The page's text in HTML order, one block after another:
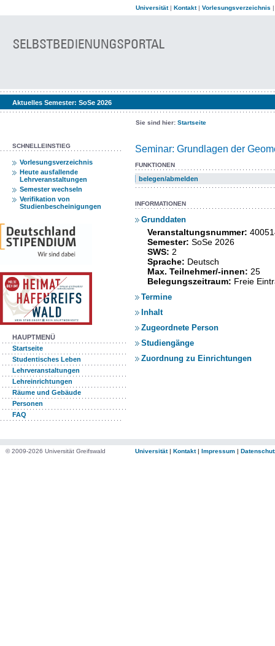
Universität| Kontakt| Vorlesungsverzeichnis
Aktuelles Semester: SoSe 2026
Sie sind hier: Startseite
SCHNELLEINSTIEG
Vorlesungsverzeichnis
Heute ausfallende
Lehrveranstaltungen
Semester wechseln
Verifikation von
Studienbescheinigungen
HAUPTMENÜ
Startseite
Studentisches Leben
Lehrveranstaltungen
Lehreinrichtungen
Räume und Gebäude
Personen
FAQ
Seminar: Grundlagen der
FUNKTIONEN
belegen/abmelden
INFORMATIONEN
Grunddaten
Veranstaltungsnummer:
Semester: SoSe 2026
SWS: 2
Sprache: Deutsch
Max. Teilnehmer/-innen: 25
Belegungszeitraum: Freie
Termine
Inhalt
Zugeordnete Person
Studiengänge
Zuordnung zu Einrichtungen
© 2009-2026 Universität Greifswald Universität| Kontakt| Impressum |